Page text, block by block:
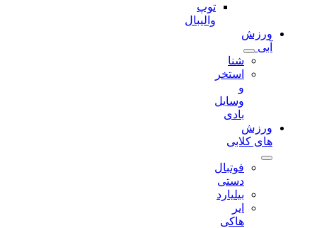
توپ
والیبال
ورزش
شنا
استخر
وسایل
ورزش
های کلابی
فوتبال
دستی
بیلیارد